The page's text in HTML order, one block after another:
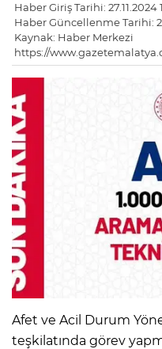
Haber Giriş Tarihi: 27.11.2024
Haber Güncellenme Tarihi:
Kaynak: Haber Merkezi
https://
Afet ve Acil Durum
teşkilatında görev